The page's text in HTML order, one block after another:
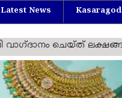
Latest News Kasaragod